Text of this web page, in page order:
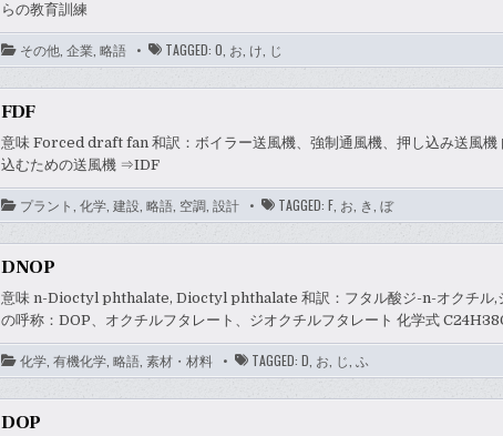
らの教育訓練
その他, 企業, 略語 TAGGED: O お け じ
FDF
意味 Forced draft fan 和訳：ボイラー送風機、強制通風機、押し込み送風機
込むための送風機 ⇒IDF
プラント 化学, 建設 略語, 空調, 設計 TAGGED: F, お き ぼ
DNOP
意味 n-Dioctyl phthalate, Dioctyl phthalate 和訳：フタル酸ジ-n-オクチル,
の呼称：DOP、オクチルフタレート、ジオクチルフタレート 化学式
化学, 有機化学, 略語, 素材・材料 TAGGED: D お じ ふ
DOP